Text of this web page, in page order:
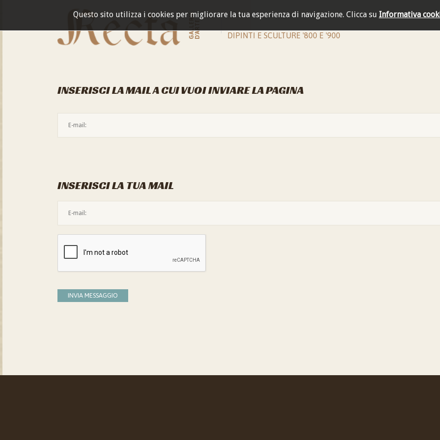
Questo sito utilizza i cookies per migliorare la tua esperienza di navigazione. Clicca su Informativa
GALLERIAD'ARTE DIPINTI E SCULTURE '800 E '900
INSERISCI LA MAIL A CUI VUOI INVIARE LA PAGINA
INSERISCI LA TUA MAIL
INVIA MESSAGGIO